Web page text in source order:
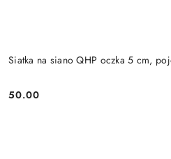
Siatka na siano QHP oczka 5 cm,
Cena:
50.00